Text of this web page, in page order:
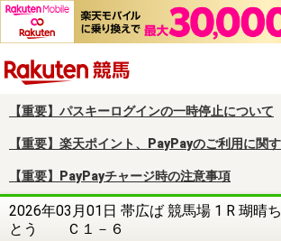
【重要】パスキーログインの一時停止について
【重要】楽天ポイント、PayPayのご利用に関
【重要】PayPayチャージ時の注意事項
2026年03月01日 帯広ば 競馬場 1 R 瑚晴
とう Ｃ１－６